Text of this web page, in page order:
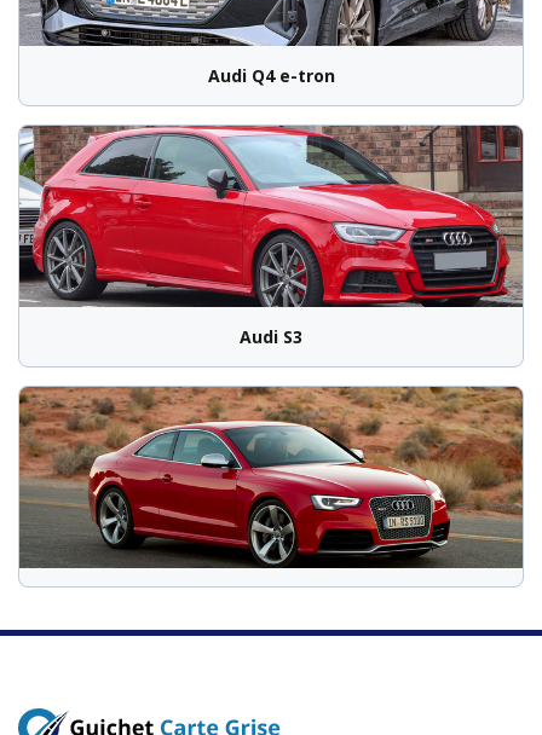
Audi Q4 e-tron
Audi S3